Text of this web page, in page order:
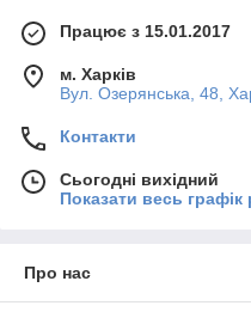
Працює з 15.01.2017
м. Харків
Вул. Озерянська, 48,
Контакти
Сьогодні вихідний
Показати весь графік
Про нас